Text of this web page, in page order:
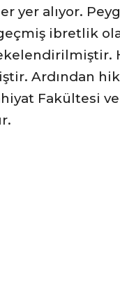
yer alıyor.
ibretlik
Ardından
Fakültesi